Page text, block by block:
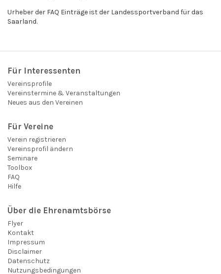
Urheber der FAQ Einträge ist der Landessportverband für das
Saarland.
Für Interessenten
Vereinsprofile
Vereinstermine & Veranstaltungen
Neues aus den Vereinen
Für Vereine
Verein registrieren
Vereinsprofil ändern
Seminare
Toolbox
FAQ
Hilfe
Über die Ehrenamtsbörse
Flyer
Kontakt
Impressum
Disclaimer
Datenschutz
Nutzungsbedingungen